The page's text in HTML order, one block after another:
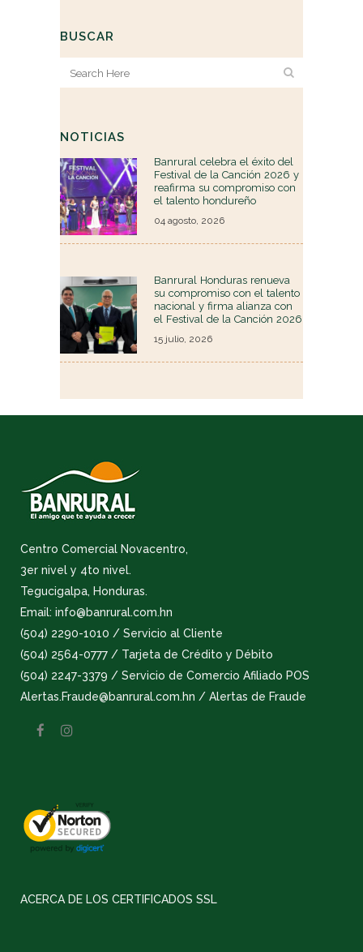
BUSCAR
NOTICIAS
Banrural celebra el éxito del
Festival de la Canción 2026 y
reafirma su compromiso con
el talento hondureño
04 agosto, 2026
Banrural Honduras renueva
su compromiso con el talento
nacional y firma alianza con
el Festival de la Canción 2026
15 julio, 2026
Centro Comercial Novacentro,
3er nivel y 4to nivel.
Tegucigalpa, Honduras.
Email: info@banrural.com.hn
(504) 2290-1010 / Servicio al Cliente
(504) 2564-0777 / Tarjeta de Crédito y Débito
(504) 2247-3379 / Servicio de Comercio Afiliado POS
Alertas.Fraude@banrural.com.hn / Alertas de Fraude
ACERCA DE LOS CERTIFICADOS SSL